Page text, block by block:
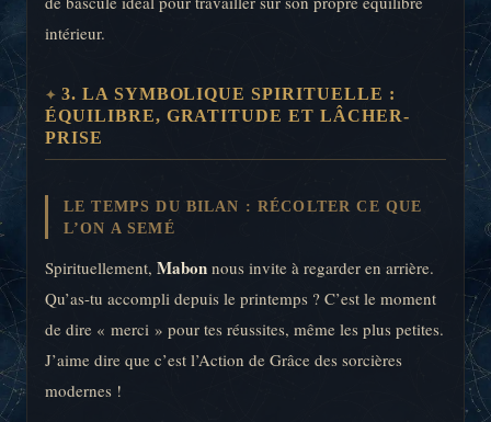
intérieur.
3. LA SYMBOLIQUE SPIRITUELLE :
ÉQUILIBRE, GRATITUDE ET LÂCHER-
PRISE
LE TEMPS DU BILAN : RÉCOLTER CE QUE
L’ON A SEMÉ
Spirituellement, Mabon nous invite à regarder en arrière.
Qu’as-tu accompli depuis le printemps ? C’est le moment
de dire « merci » pour tes réussites, même les plus petites.
J’aime dire que c’est l’Action de Grâce des sorcières
modernes !